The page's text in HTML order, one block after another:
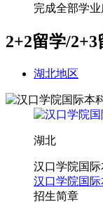
完成全部学业
2+2留学/2+3
湖北地区
湖北
汉口学院国
汉口学院国际
招生简章